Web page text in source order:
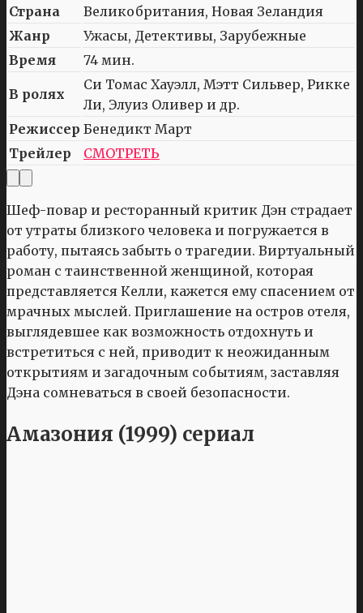
Страна
Великобритания, Новая Зеландия
Жанр
Ужасы, Детективы, Зарубежные
Время
74 мин.
В ролях
Си Томас Хауэлл, Мэтт Сильвер, Рикке
Ли, Элуиз Оливер и др.
Режиссер Бенедикт Март
Трейлер
СМОТРЕТЬ
Шеф-повар и ресторанный критик Дэн страдает
от утраты близкого человека и погружается в
работу, пытаясь забыть о трагедии. Виртуальный
роман с таинственной женщиной, которая
представляется Келли, кажется ему спасением от
мрачных мыслей. Приглашение на остров отеля,
выглядевшее как возможность отдохнуть и
встретиться с ней, приводит к неожиданным
открытиям и загадочным событиям, заставляя
Дэна сомневаться в своей безопасности.
Амазония (1999) сериал